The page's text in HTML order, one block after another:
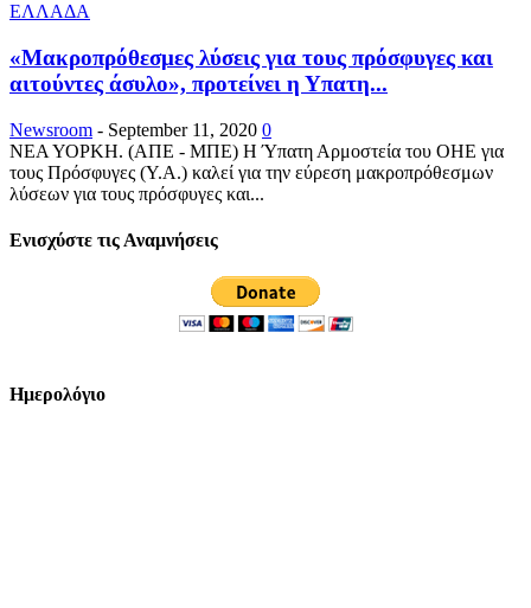
ΕΛΛΑΔΑ
«Μακροπρόθεσμες λύσεις για τους πρόσφυγες και
αιτούντες άσυλο», προτείνει η Υπατη...
Newsroom - September 11, 2020 0
ΝΕΑ ΥΟΡΚΗ. (ΑΠΕ - ΜΠΕ) Η Ύπατη Αρμοστεία του ΟΗΕ για
τους Πρόσφυγες (Υ.Α.) καλεί για την εύρεση μακροπρόθεσμων
λύσεων για τους πρόσφυγες και...
Ενισχύστε τις Αναμνήσεις
Ημερολόγιο